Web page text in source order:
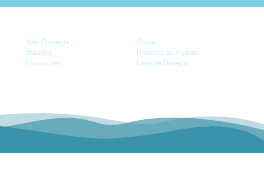
Vale Presente
Afiliados
Promoções
Conta
Histórico do Pedido
Lista de Desejos